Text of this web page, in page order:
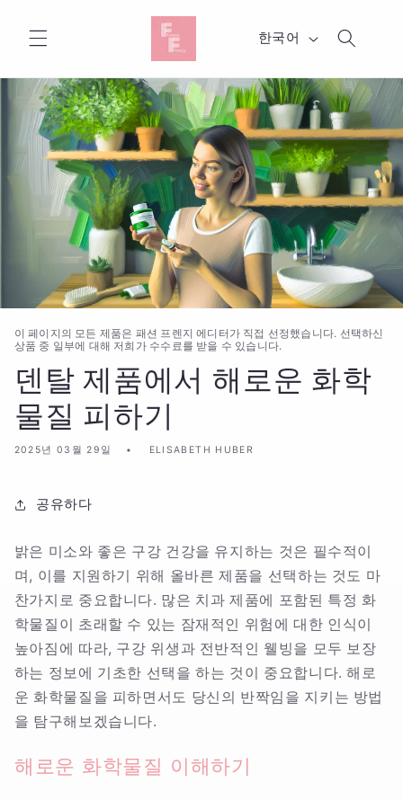
뛰기
언
한국어
이 페이지의 모든 제품은 패션 프렌지 에디터가 직접 선정했습니다. 선택하신
상품 중 일부에 대해 저희가 수수료를 받을 수 있습니다.
덴탈 제품에서 해로운 화학
물질 피하기
2025년 03월 29일 ELISABETH HUBER
공유하다
밝은 미소와 좋은 구강 건강을 유지하는 것은 필수적이
며, 이를 지원하기 위해 올바른 제품을 선택하는 것도 마
찬가지로 중요합니다. 많은 치과 제품에 포함된 특정 화
학물질이 초래할 수 있는 잠재적인 위험에 대한 인식이
높아짐에 따라, 구강 위생과 전반적인 웰빙을 모두 보장
하는 정보에 기초한 선택을 하는 것이 중요합니다. 해로
운 화학물질을 피하면서도 당신의 반짝임을 지키는 방법
을 탐구해보겠습니다.
해로운 화학물질 이해하기